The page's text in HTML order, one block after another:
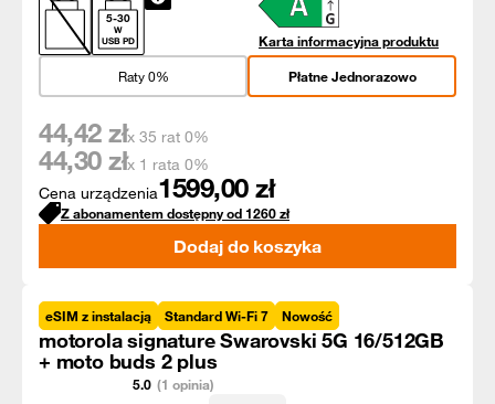
5-30
W
USB PD
Karta informacyjna produktu
Płatne Jednorazowo
Raty 0%
Cena urządzenia1599,00 zł
44,42 złx 35 rat 0%
44,30 złx 1 rata 0%
Z abonamentem dostępny od1260zł
Dodaj do koszyka
eSIM z instalacją Standard Wi-Fi 7 Nowość
motorola signature Swarovski 5G 16/512GB
+ moto buds 2 plus
5.0 (1 opinia)